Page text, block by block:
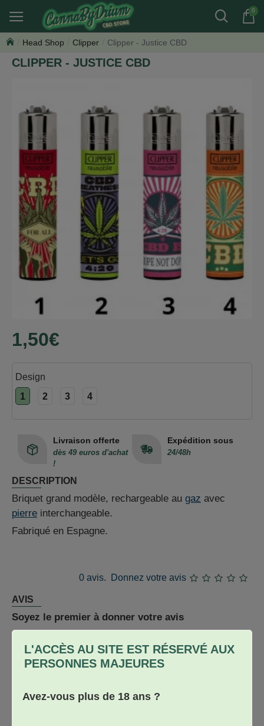
L'ACCÈS AU SITE EST RÉSERVÉ AUX
PERSONNES MAJEURES
Avez-vous plus de 18 ans ?
0
Head Shop Clipper Clipper - Justice CBD
CLIPPER - JUSTICE CBD
Livraison offerte
dès 49 euros d'achat
!
Expédition sous
24/48h
DESCRIPTION
Briquet grand modèle, rechargeable au gaz avec
pierre interchangeable.
Fabriqué en Espagne.
0 avis. Donnez votre avis
1,50€
Design
1
2 3 4
AVIS
Soyez le premier à donner votre avis
Donnez votre avis
Nom